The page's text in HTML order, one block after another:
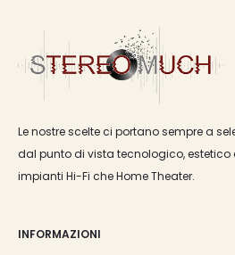
Le nostre scelte ci portano sempre a
dal punto di vista tecnologico, estetico
impianti Hi-Fi che Home Theater.
INFORMAZIONI